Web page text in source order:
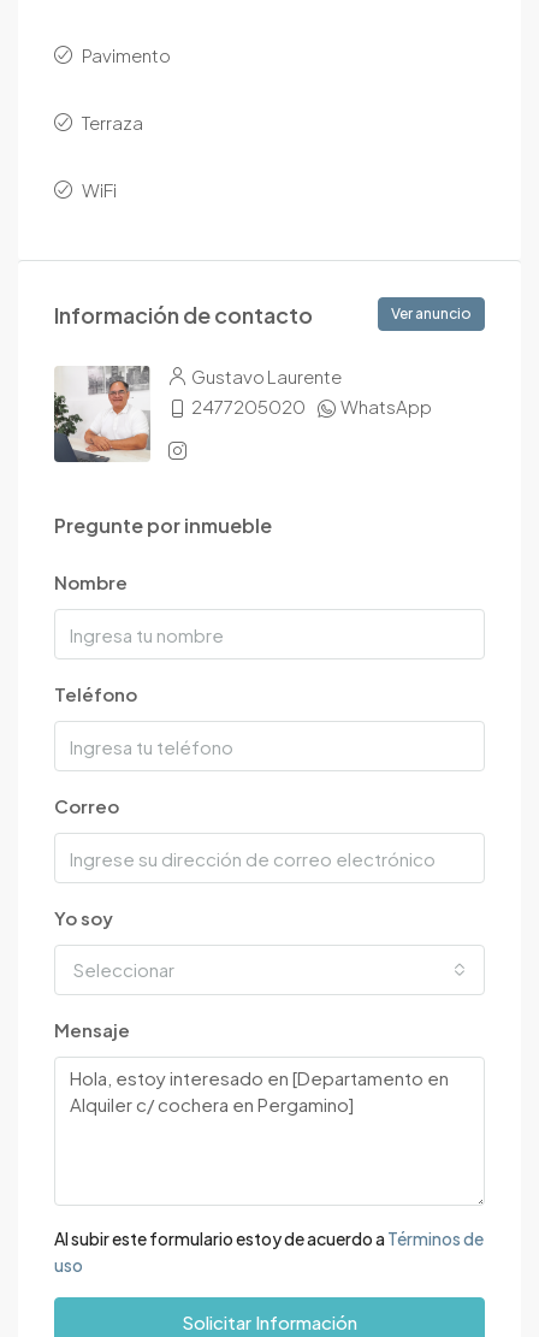
Pavimento
Terraza
WiFi
Información de contacto Ver anuncio
Gustavo Laurente
2477205020
WhatsApp
Pregunte por inmueble
Nombre
Teléfono
Correo
Yo soy
Seleccionar
Mensaje
Al subir este formulario estoy de acuerdo a Términos de
uso
Solicitar Información